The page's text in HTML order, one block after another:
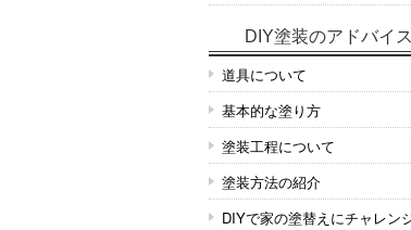
DIY塗装のアドバイス
道具について
基本的な塗り方
塗装工程について
塗装方法の紹介
DIYで家の塗替えにチャレン